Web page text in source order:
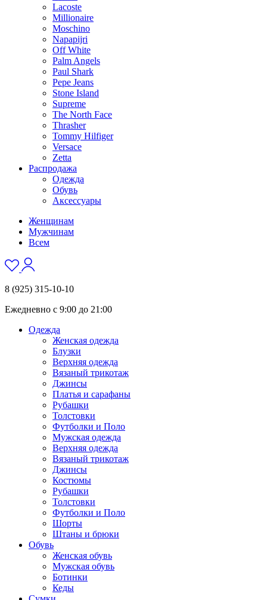
Lacoste
Millionaire
Moschino
Napapijri
Off White
Palm Angels
Paul Shark
Pepe Jeans
Stone Island
Supreme
The North Face
Thrasher
Tommy Hilfiger
Versace
Zetta
Распродажа
Одежда
Обувь
Аксессуары
Женщинам
Мужчинам
Всем
8 (925) 315-10-10
Ежедневно с 9:00 до 21:00
Одежда
Женская одежда
Блузки
Верхняя одежда
Вязаный трикотаж
Джинсы
Платья и сарафаны
Рубашки
Толстовки
Футболки и Поло
Мужская одежда
Верхняя одежда
Вязаный трикотаж
Джинсы
Костюмы
Рубашки
Толстовки
Футболки и Поло
Шорты
Штаны и брюки
Обувь
Женская обувь
Мужская обувь
Ботинки
Кеды